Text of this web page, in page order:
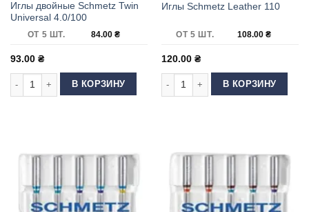
Иглы двойные Schmetz Twin
Universal 4.0/100
ОТ 5 ШТ. 84.00 ₴
93.00 ₴
Количество товара Иглы двойные Schmetz Twin Universal 4.0/100
В КОРЗИНУ
Иглы Schmetz Leather 110
ОТ 5 ШТ. 108.00 ₴
120.00 ₴
Количество товара Иглы Schmetz
В КОРЗИНУ